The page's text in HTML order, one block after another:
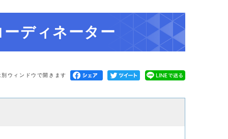
ディネーター
ウィンドウで開きます